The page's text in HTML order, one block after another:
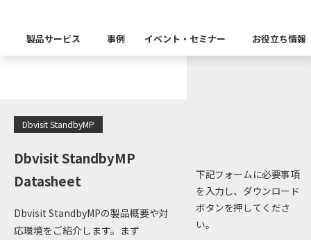
製品サービス
キーワードから探す
製品一覧
データ統合／分析
プラットフォーム
データ資産管理ソフトウェア
移行時SQL
データベースDR（災害対
クラウド移行時のよく
仮想環境（VMware）
建設業
金融・保険業
Insight SQL Testing
事例 イベント・セミナー
イベント
お役立ち情報
Insight Blog
企業理念
会社概要
役員紹介
Dbvisit StandbyMP
Dbvisit StandbyMP
Datasheet
Dbvisit StandbyMPの製品概要や対
応環境をご紹介します。まず
下記フォームに必要事項
を入力し、ダウンロード
ボタンを押してくださ
い。